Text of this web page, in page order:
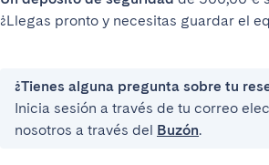
¿Llegas pronto y necesitas guardar el
¿Tienes alguna pregunta sobre tu
Inicia sesión a través de tu correo
nosotros a través del Buzón.